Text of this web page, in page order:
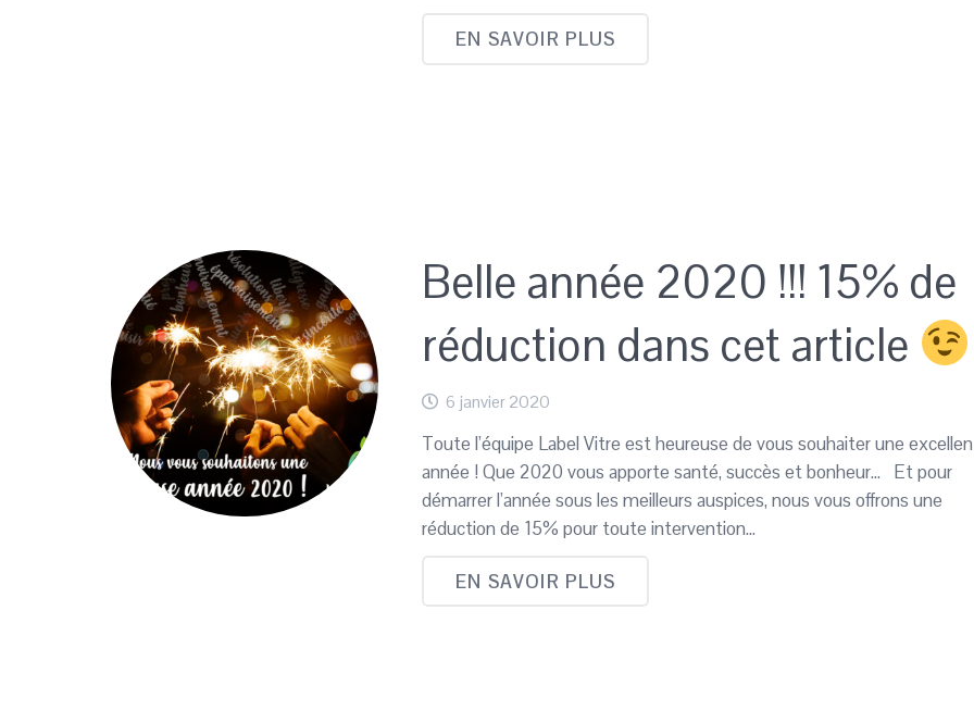
EN SAVOIR PLUS
Belle année 2020 !!! 15% de
réduction dans cet article
6 janvier 2020
Toute l’équipe Label Vitre est heureuse de vous souhaiter une
année ! Que 2020 vous apporte santé, succès et bonheur… Et pour
démarrer l’année sous les meilleurs auspices, nous vous offrons une
réduction de 15% pour toute intervention…
EN SAVOIR PLUS